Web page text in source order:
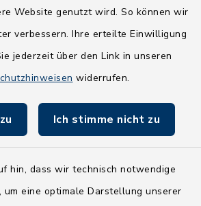
Website genutzt wird. So können wir
verbessern. Ihre erteilte Einwilligung
jederzeit über den Link in unseren
widerrufen.
Ich stimme nicht zu
hin, dass wir technisch notwendige
um eine optimale Darstellung unserer
2026